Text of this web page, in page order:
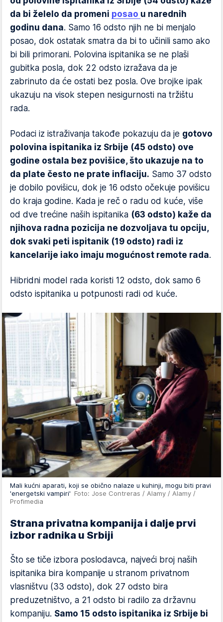
da bi želelo da promeni posao u narednih
godinu dana. Samo 16 odsto njih ne bi menjalo
posao, dok ostatak smatra da bi to učinili samo ako
bi bili primorani. Polovina ispitanika se ne plaši
gubitka posla, dok 22 odsto izražava da je
zabrinuto da će ostati bez posla. Ove brojke ipak
ukazuju na visok stepen nesigurnosti na tržištu
rada.
Podaci iz istraživanja takođe pokazuju da je gotovo
polovina ispitanika iz Srbije (45 odsto) ove
godine ostala bez povišice, što ukazuje na to
da plate često ne prate inflaciju. Samo 37 odsto
je dobilo povišicu, dok je 16 odsto očekuje povišicu
do kraja godine. Kada je reč o radu od kuće, više
od dve trećine naših ispitanika (63 odsto) kaže da
njihova radna pozicija ne dozvoljava tu opciju,
dok svaki peti ispitanik (19 odsto) radi iz
kancelarije iako imaju mogućnost remote rada.
Hibridni model rada koristi 12 odsto, dok samo 6
odsto ispitanika u potpunosti radi od kuće.
Mali kućni aparati, koji se obično nalaze u kuhinji, mogu biti pravi
'energetski vampiri' Foto: Jose Contreras / Alamy / Alamy /
Profimedia
Strana privatna kompanija i dalje prvi
izbor radnika u Srbiji
Što se tiče izbora poslodavca, najveći broj naših
ispitanika bira kompanije u stranom privatnom
vlasništvu (33 odsto), dok 27 odsto bira
preduzetništvo, a 21 odsto bi radilo za državnu
kompaniju. Samo 15 odsto ispitanika iz Srbije bi